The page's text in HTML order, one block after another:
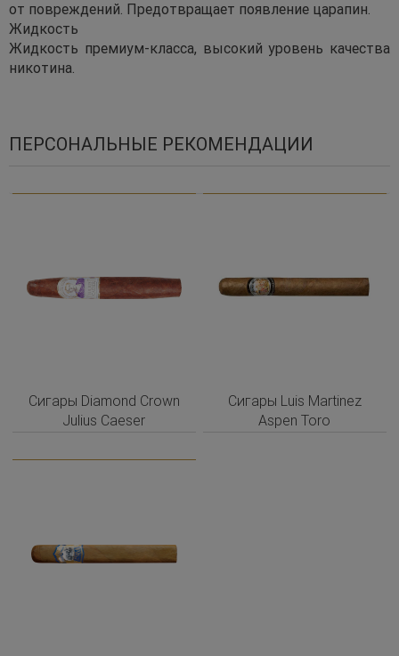
от повреждений. Предотвращает появление царапин.
Жидкость
Жидкость премиум-класса, высокий уровень качества
никотина.
ПЕРСОНАЛЬНЫЕ РЕКОМЕНДАЦИИ
Сигары Diamond Crown
Julius Caeser
Сигары Luis Martinez
Aspen Toro